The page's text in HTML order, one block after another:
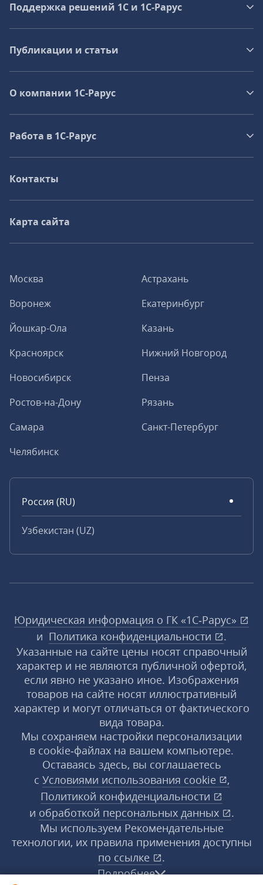
Москва
Астрахань
Воронеж
Екатеринбург
Йошкар-Ола
Казань
Красноярск
Нижний Новгород
Новосибирск
Пенза
Ростов-на-Дону
Рязань
Самара
Санкт-Петербург
Челябинск
Россия (RU)
Узбекистан (UZ)
Поддержка решений 1С и 1С‑Рарус
Публикации и статьи
О компании 1C-Рарус
Работа в 1С‑Рарус
Контакты
Карта сайта
Юридическая информация о ГК «1С‑Рарус»
и Политика конфиденциальности
.
Указанные на сайте цены носят справочный
характер и не являются публичной офертой,
если явно не указано иное. Изображения
товаров на сайте носят иллюстративный
характер и могут отличаться от фактического
вида товара.
Мы сохраняем настройки персонализации
в cookie‑файлах на вашем компьютере.
Оставаясь здесь, вы соглашаетесь
с Условиями использования cookie
,
Политикой конфиденциальности
и обработкой персональных данных
.
Мы используем Рекомендательные
технологии, их правила применения доступны
по ссылке
.
Подробнее